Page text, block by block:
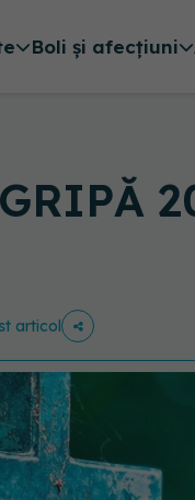
Boli și afecțiuni
articol